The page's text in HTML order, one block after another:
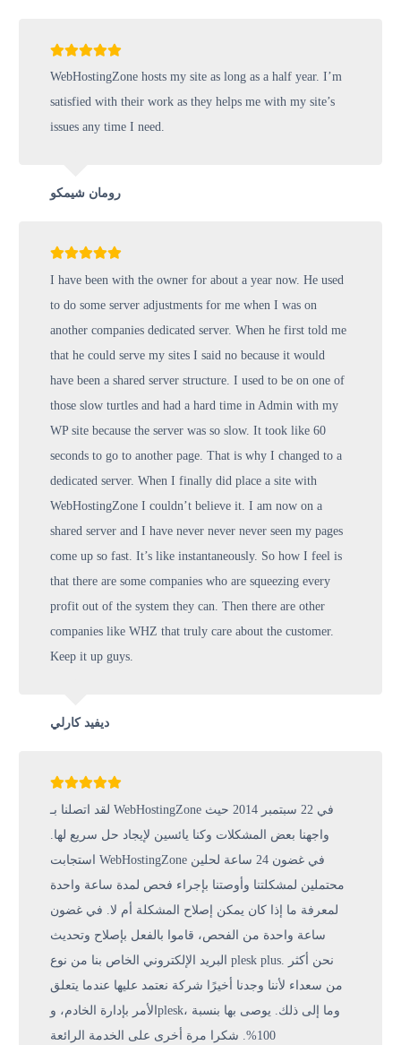
WebHostingZone hosts my site as long as a half year. I’m
satisfied with their work as they helps me with my site’s
issues any time I need.
رومان شيمكو
I have been with the owner for about a year now. He used
to do some server adjustments for me when I was on
another companies dedicated server. When he first told me
that he could serve my sites I said no because it would
have been a shared server structure. I used to be on one of
those slow turtles and had a hard time in Admin with my
WP site because the server was so slow. It took like 60
seconds to go to another page. That is why I changed to a
dedicated server. When I finally did place a site with
WebHostingZone I couldn’t believe it. I am now on a
shared server and I have never never never seen my pages
come up so fast. It’s like instantaneously. So how I feel is
that there are some companies who are squeezing every
profit out of the system they can. Then there are other
companies like WHZ that truly care about the customer.
Keep it up guys.
ديفيد كارلي
لقد اتصلنا بـ WebHostingZone في 22 سبتمبر 2014 حيث
واجهنا بعض المشكلات وكنا يائسين لإيجاد حل سريع لها.
استجابت WebHostingZone في غضون 24 ساعة لحلين
محتملين لمشكلتنا وأوصتنا بإجراء فحص لمدة ساعة واحدة
لمعرفة ما إذا كان يمكن إصلاح المشكلة أم لا. في غضون
ساعة واحدة من الفحص، قاموا بالفعل بإصلاح وتحديث
البريد الإلكتروني الخاص بنا من نوع plesk plus. نحن أكثر
من سعداء لأننا وجدنا أخيرًا شركة نعتمد عليها عندما يتعلق
الأمر بإدارة الخادم، وplesk، وما إلى ذلك. يوصى بها بنسبة
100%. شكرا مرة أخرى على الخدمة الرائعة